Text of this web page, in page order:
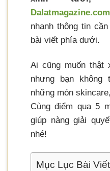
Dalatmagazine.com
nhanh thông tin
bài viết phía dưới.
Ai cũng muốn thật
nhưng bạn không
những món
Cùng điểm qua 5
giúp nàng giải
nhé!
Mục Lục Bài Viết